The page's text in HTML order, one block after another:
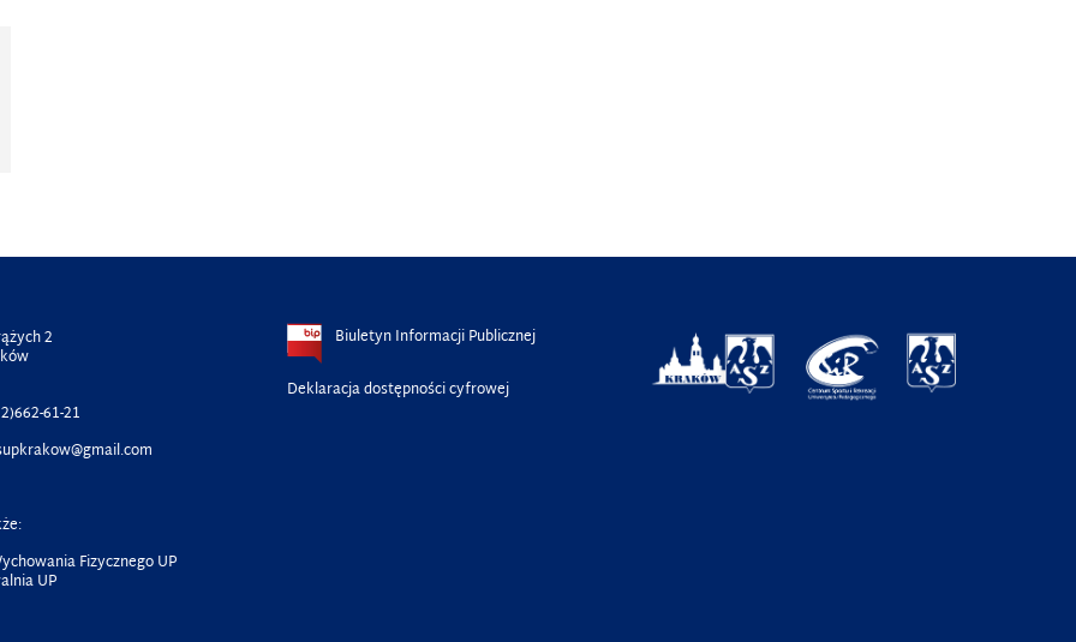
2
61-21
Fizycznego UP
UP
Biuletyn Informacji Publicznej
Deklaracja dostępności cyfrowej